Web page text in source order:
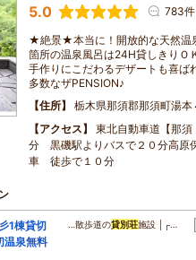
5.0 783件
★絶景★本当に！開放的な天然温
箇所の温泉風呂は24H貸しきりＯ
手作りにこだわるデザートも喜ば
多数なザPENSION♪
住所
栃木県那須郡那須町湯本
アクセス
東北自動車道【那
分 黒磯駅よりバスで２０分高原
車 徒歩で１０分
1棟貸切
泉無料
…散歩道の貸別荘施設 │┌…